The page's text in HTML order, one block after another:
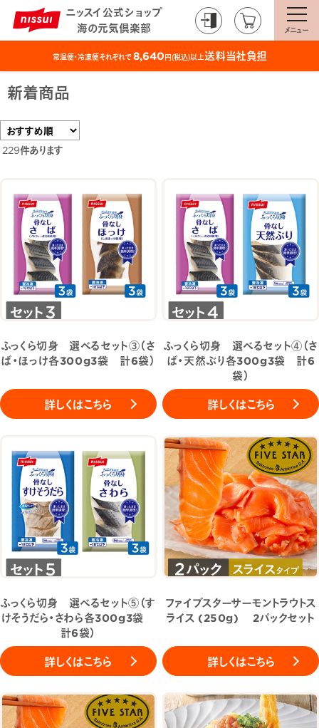
ニッスイ公式ショップ
海の元気倶楽部
メニュー
常温便・冷凍便それぞれで8,640円(税込)以上送料当社負担
新着商品
229件あります
ふっくら切身 選べるセット③（さ
ば・ほっけ各300g3袋 計6袋）
詳しくはこちら
ふっくら切身 選べるセット④（さ
ば・天然ぶり各300g3袋 計6
袋）
詳しくはこちら
ふっくら切身 選べるセット⑤（す
けそうだら・さわら各300g3袋
計6袋）
詳しくはこちら
ファイブスターサーモントラウトス
ライス (250g) 2パックセット
詳しくはこちら